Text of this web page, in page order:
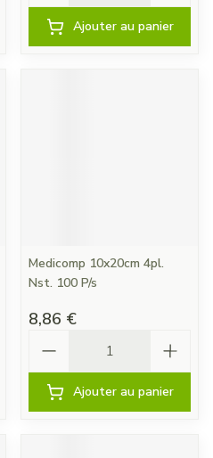
Ajouter au panier
Medicomp 10x20cm 4pl.
Nst. 100 P/s
8,86 €
Ajouter au panier